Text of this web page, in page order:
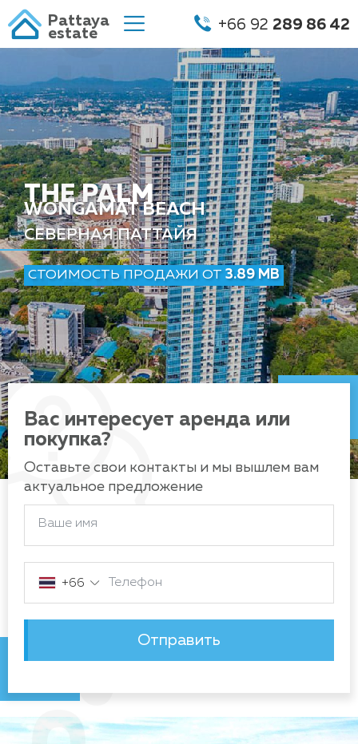
Pattaya
estate
+66 92 289 86 42
THE PALM
WONGAMAT BEACH
СЕВЕРНАЯ ПАТТАЙЯ
СТОИМОСТЬ ПРОДАЖИ ОТ 3.89 MB
Вас интересует аренда или
покупка?
Оставьте свои контакты и мы вышлем вам
актуальное предложение
Ваше имя
+66 Телефон
Отправить